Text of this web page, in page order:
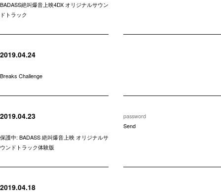
BADASS絶叫爆音上映4DX オリジナルサウン
ドトラック
2019.04.24
Breaks Challenge
2019.04.23
保護中: BADASS 絶叫爆音上映 オリジナルサ
ウンドトラック体験版
2019.04.18